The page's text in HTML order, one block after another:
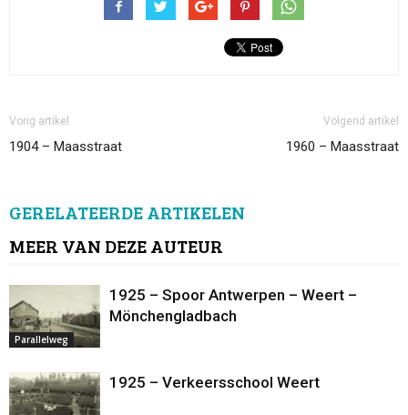
Vorig artikel
1904 – Maasstraat
Volgend artikel
1960 – Maasstraat
GERELATEERDE ARTIKELEN
MEER VAN DEZE AUTEUR
Parallelweg
1925 – Spoor Antwerpen – Weert –
Mönchengladbach
1925 – Verkeersschool Weert